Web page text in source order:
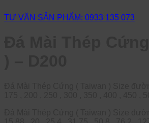
TƯ VẤN SẢN PHẨM: 0933 135 073